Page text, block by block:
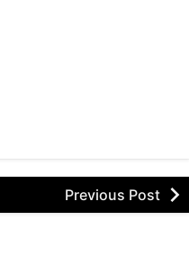
Previous Post